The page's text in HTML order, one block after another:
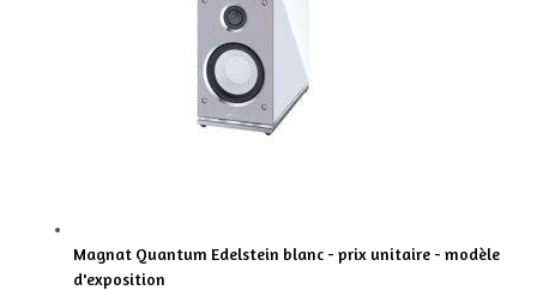
Magnat Quantum Edelstein blanc - prix unitaire - modèle
d'exposition